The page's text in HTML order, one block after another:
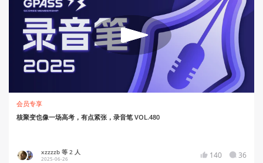
会员专享
核聚变也像一场高考，有点紧张，录音笔 VOL.480
xzzzzb 等 2 人
2025-06-26 140 36